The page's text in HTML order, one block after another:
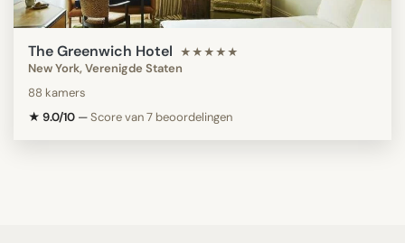
The Greenwich Hotel ★★★★★
New York, Verenigde Staten
88 kamers
★ 9.0/10 —Score van 7 beoordelingen